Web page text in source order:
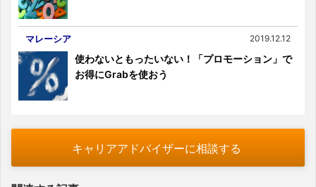
マレーシア 2019.12.12
使わないともったいない！「プロモーション」で
お得にGrabを使おう
キャリアアドバイザーに相談する